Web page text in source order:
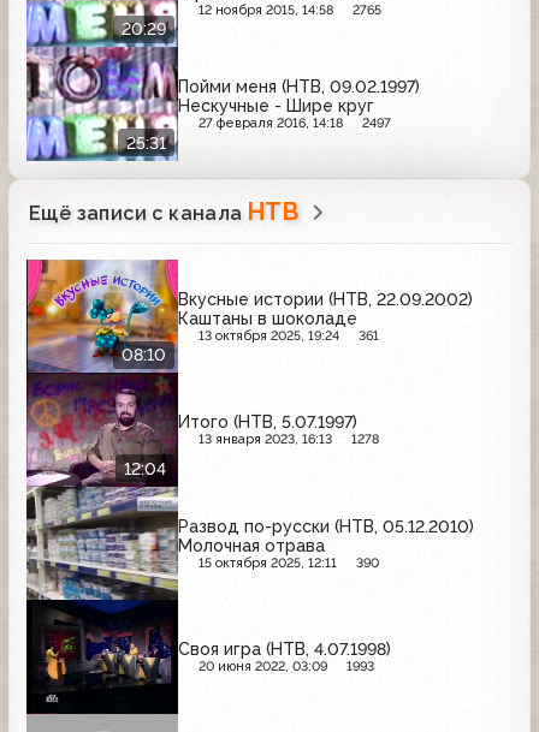
20:29
12 ноября 2015, 14:58 2765
25:31
Пойми меня (НТВ, 09.02.1997)
Нескучные - Шире круг
27 февраля 2016, 14:18 2497
Ещё записи с канала НТВ
08:10
Вкусные истории (НТВ, 22.09.2002)
Каштаны в шоколаде
13 октября 2025, 19:24 361
12:04
Итого (НТВ, 5.07.1997)
13 января 2023, 16:13 1278
Развод по-русски (НТВ, 05.12.2010)
Молочная отрава
15 октября 2025, 12:11 390
Своя игра (НТВ, 4.07.1998)
20 июня 2022, 03:09 1993